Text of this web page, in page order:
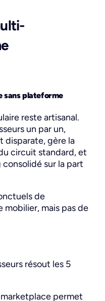
sans plateforme
reste artisanal.
un par un,
disparate, gère la
circuit standard, et
sur la part
de
mais pas de
résout les 5
permet